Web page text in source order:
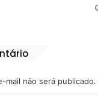
mail não será publicado.